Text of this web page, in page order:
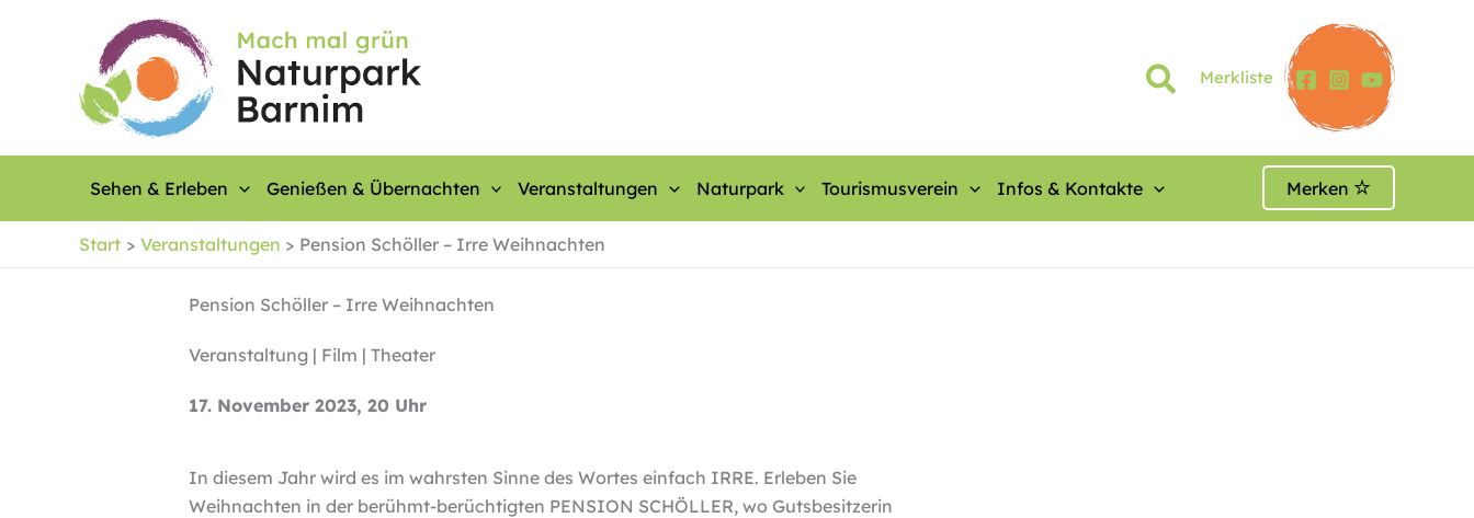
Merkliste
Sehen & Erleben Genießen & Übernachten Veranstaltungen Naturpark Tourismusverein Infos & Kontakte Merken
Start Veranstaltungen Pension Schöller – Irre Weihnachten
Pension Schöller – Irre Weihnachten
Veranstaltung | Film | Theater
17. November 2023, 20 Uhr
In diesem Jahr wird es im wahrsten Sinne des Wortes einfach IRRE. Erleben Sie
Weihnachten in der berühmt-berüchtigten PENSION SCHÖLLER, wo Gutsbesitzerin